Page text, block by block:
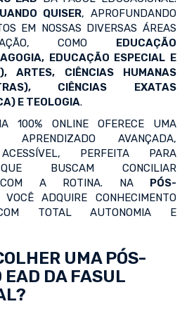
QUISER, APROFUNDANDO
EM NOSSAS DIVERSAS ÁREAS
COMO EDUCAÇÃO
EDUCAÇÃO ESPECIAL E
ARTES, CIÊNCIAS HUMANAS
CIÊNCIAS EXATAS
E TEOLOGIA.
100% ONLINE OFERECE UMA
APRENDIZADO AVANÇADA,
PERFEITA PARA
QUE BUSCAM CONCILIAR
COM A ROTINA. NA PÓS-
ADQUIRE CONHECIMENTO
COM TOTAL AUTONOMIA E
UMA PÓS-
EAD DA FASUL